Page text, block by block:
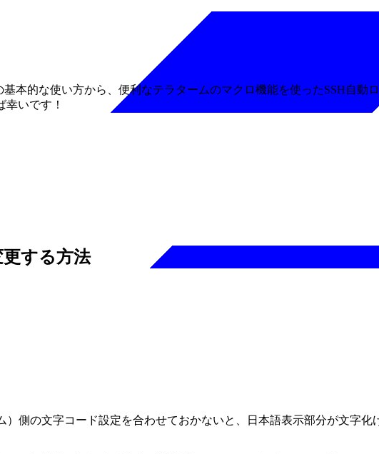
本的な使い方から、便利なテラタームのマクロ機能を使ったSSH自動
いです！
する方法
）側の文字コード設定を合わせておかないと、日本語表示部分が文字